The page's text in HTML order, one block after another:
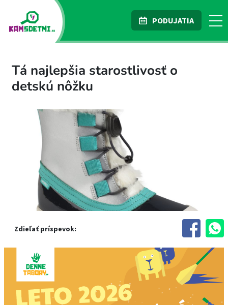
PODUJATIA
Tá najlepšia starostlivosť o
detskú nôžku
Zdieľať príspevok: